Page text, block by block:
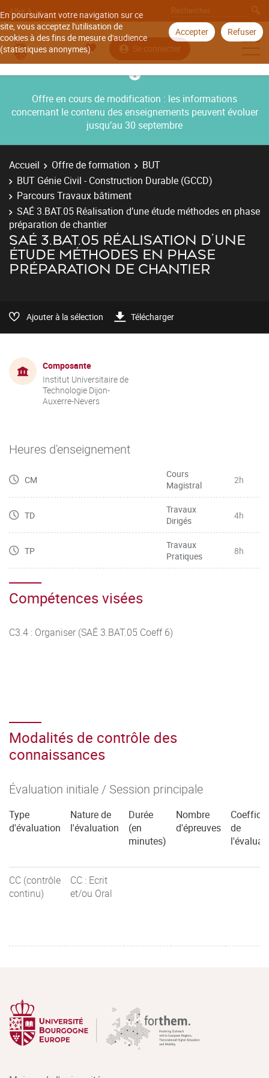
En poursuivant votre navigation sur ce
site, vous acceptez l'utilisation de
cookies à des fins de mesure d'audience
(statistiques anonymes).
Accepter Refuser
Aller à
Se connecter
Offre en cours de modification : les informations
concernant le contenu des enseignements peuvent évoluer
jusqu’au 30 septembre
Accueil Offre de formation
BUT
BUT Génie Civil - Construction Durable (GCCD)
Parcours Travaux bâtiment
SAÉ 3.BAT.05 Réalisation d’une étude méthodes en phase
préparation de chantier
SAÉ 3.BAT.05 RÉALISATION D’UNE
ÉTUDE MÉTHODES EN PHASE
PRÉPARATION DE CHANTIER
Ajouter à la sélection Télécharger
Composante
Institut Universitaire de
Technologie Dijon-
Auxerre-Nevers
Heures d'enseignement
CM
Cours
Magistral
2h
TD
Travaux
Dirigés
4h
TP
Travaux
Pratiques
8h
Compétences visées
C3.4 : Organiser (SAÉ 3.BAT.05 Coeff 6)
Modalités de contrôle des
connaissances
Évaluation initiale / Session principale
Type
d'évaluation
Nature de
l'évaluation
Durée
(en
minutes)
Nombre
d'épreuves
de
CC (contrôle
continu)
CC : Ecrit
et/ou Oral